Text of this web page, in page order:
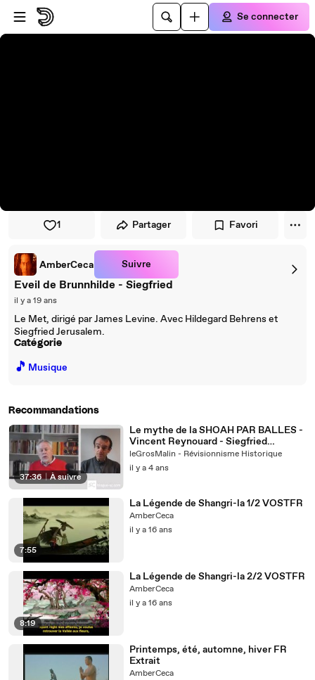
Passer au player
Passer au contenu principal
Se connecter
1 Partager Favori
AmberCeca Suivre
Eveil de Brunnhilde - Siegfried
il y a 19 ans
Le Met, dirigé par James Levine. Avec Hildegard Behrens et
Siegfried Jerusalem.
Catégorie
🎵 Musique
Recommandations
37:36 | À suivre
Le mythe de la SHOAH PAR BALLES -
Vincent Reynouard - Siegfried
Verbeke
leGrosMalin - Révisionnisme Historique
il y a 4 ans
7:55
La Légende de Shangri-la 1/2 VOSTFR
AmberCeca
il y a 16 ans
8:19
La Légende de Shangri-la 2/2 VOSTFR
AmberCeca
il y a 16 ans
Printemps, été, automne, hiver FR
Extrait
AmberCeca